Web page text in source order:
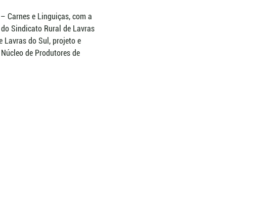
Carnes e Linguiças, com a
Sindicato Rural de Lavras
Lavras do Sul, projeto e
de Produtores de